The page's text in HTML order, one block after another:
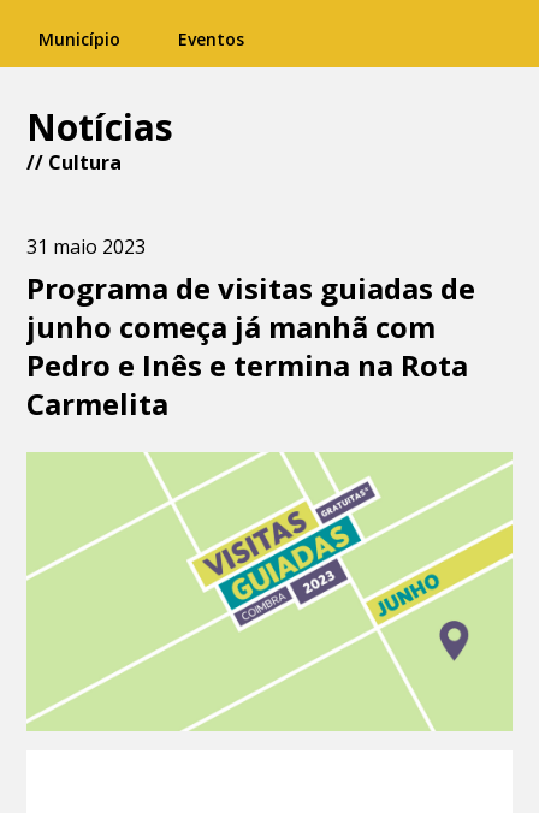
Município Eventos
Notícias
// Cultura
31 maio 2023
Programa de visitas guiadas de
junho começa já manhã com
Pedro e Inês e termina na Rota
Carmelita